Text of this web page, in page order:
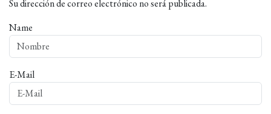
Su dirección de correo electrónico no será publicada.
Name
E-Mail